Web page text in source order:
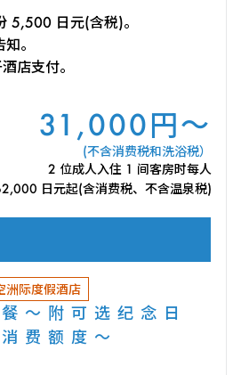
洲际度假酒店
～附可选纪念日
费额度～
5,500 日元(含税)。
。
店支付。
31,000円～
(不含消费税和洗浴税）
2 位成人入住 1 间客房时每人
日元起(含消费税、不含温泉税)